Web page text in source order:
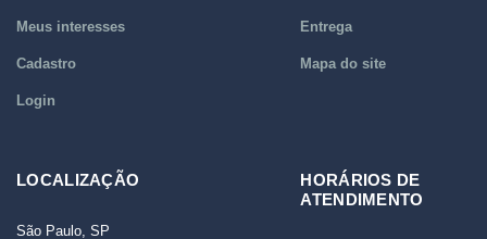
Meus interesses
Cadastro
Login
Entrega
Mapa do site
LOCALIZAÇÃO
São Paulo, SP
HORÁRIOS DE
ATENDIMENTO